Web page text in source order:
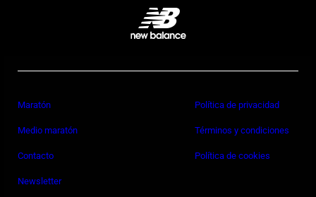
Maratón
Medio maratón
Contacto
Newsletter
Política de privacidad
Términos y condiciones
Política de cookies